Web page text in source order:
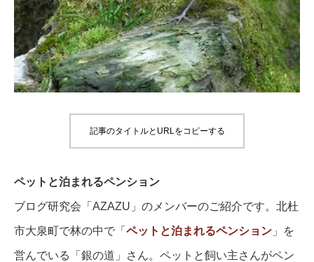
記事のタイトルとURLをコピーする
ペットと泊まれるペンション
ブログ研究会「AZAZU」のメンバーのご紹介です。北杜
市大泉町で林の中で「 ペットと泊まれるペンション 」を
営んでいる「銀の道」さん。ペットと飼い主さんがペン